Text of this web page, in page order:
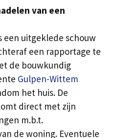
van een
een uitgeklede schouw
een rapportage te
de bouwkundig
Gulpen-Wittem
het huis. De
direct met zijn
m.b.t.
de woning. Eventuele